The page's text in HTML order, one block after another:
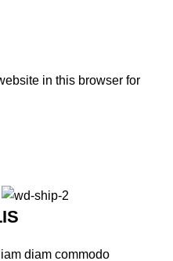
in this browser for
diam commodo